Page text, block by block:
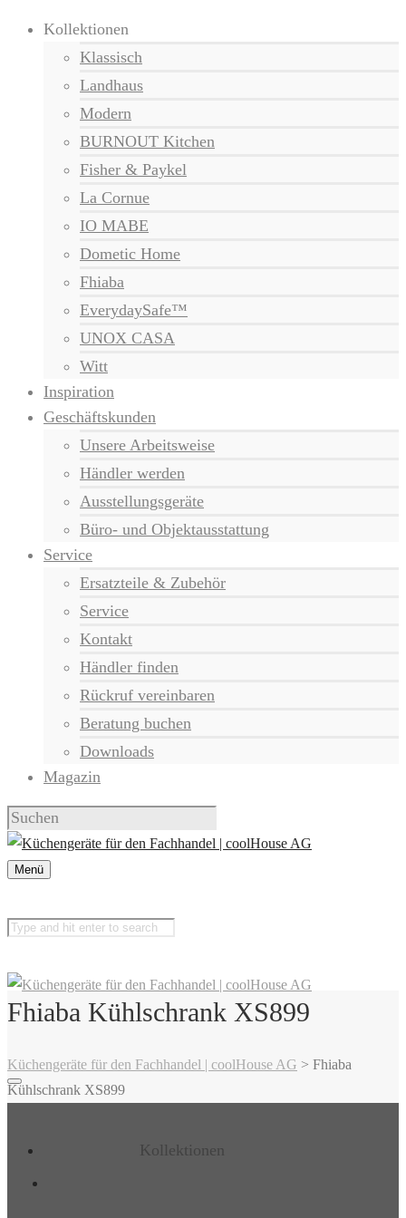
Kollektionen
Klassisch
Landhaus
Modern
BURNOUT Kitchen
Fisher & Paykel
La Cornue
IO MABE
Dometic Home
Fhiaba
EverydaySafe™
UNOX CASA
Witt
Inspiration
Geschäftskunden
Unsere Arbeitsweise
Händler werden
Ausstellungsgeräte
Büro- und Objektausstattung
Service
Ersatzteile & Zubehör
Service
Kontakt
Händler finden
Rückruf vereinbaren
Beratung buchen
Downloads
Magazin
Menü
Kollektionen
Fhiaba Kühlschrank XS899
Küchengeräte für den Fachhandel | coolHouse AG > Fhiaba
Kühlschrank XS899